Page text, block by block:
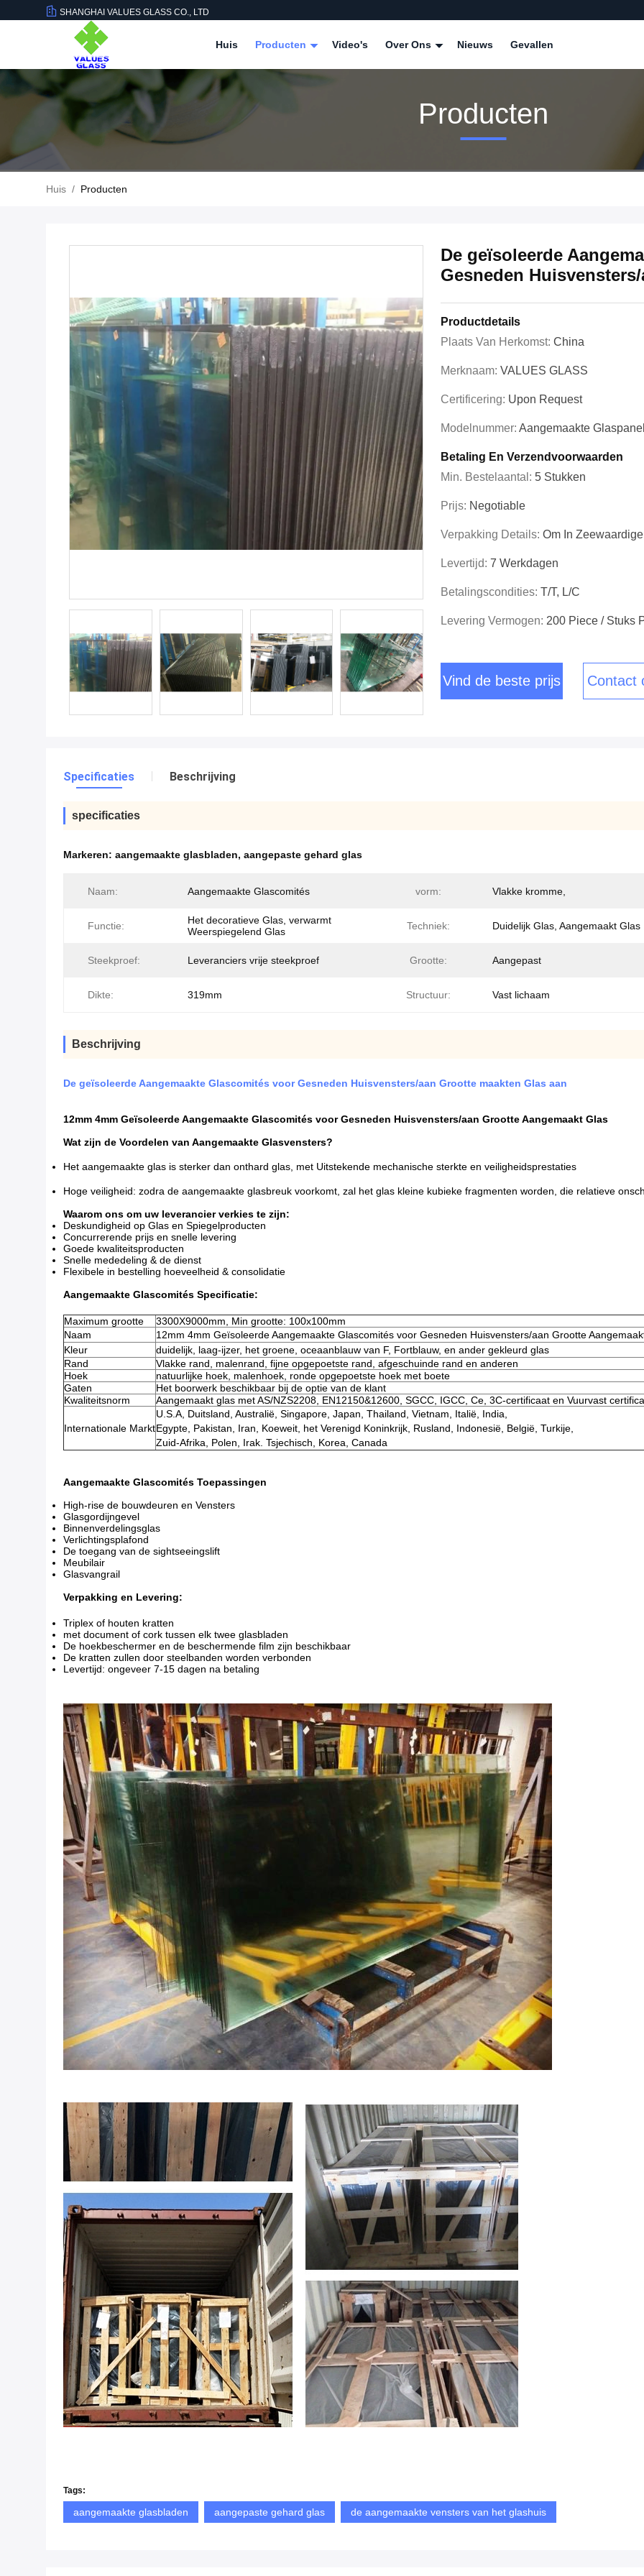
SHANGHAI VALUES GLASS CO., LTD
Huis Producten Video's Over Ons Nieuws Gevallen
Producten
Huis / Producten
De geïsoleerde
Gesneden
Productdetails
Plaats Van Herkomst: China
Merknaam: VALUES GLASS
Certificering: Upon Request
Modelnummer: Aangemaakte
Betaling En Verzendvoorwaarden
Min. Bestelaantal: 5 Stukken
Prijs: Negotiable
Verpakking Details: Om In
Levertijd: 7 Werkdagen
Betalingscondities: T/T, L/C
Levering Vermogen: 200 Piece / Stuks
Vind de beste prijs Contact
Specificaties Beschrijving
specificaties
Markeren: aangemaakte glasbladen, aangepaste gehard glas
Naam: Aangemaakte Glascomités vorm: Vlakke kromme,
Functie:
Het decoratieve Glas, verwarmt
Weerspiegelend Glas
Techniek: Duidelijk Glas, Aangemaakt Glas
Steekproef: Leveranciers vrije steekproef Grootte: Aangepast
Dikte: 319mm Structuur: Vast lichaam
Beschrijving
De geïsoleerde Aangemaakte Glascomités voor Gesneden Huisvensters/aan Grootte maakten Glas aan
12mm 4mm Geïsoleerde Aangemaakte Glascomités voor Gesneden Huisvensters/aan Grootte Aangemaakt Glas
Wat zijn de Voordelen van Aangemaakte Glasvensters?
Het aangemaakte glas is sterker dan onthard glas, met Uitstekende mechanische sterkte en veiligheidsprestaties
Hoge veiligheid: zodra de aangemaakte glasbreuk voorkomt, zal het glas kleine kubieke fragmenten worden, die relatieve
Waarom ons om uw leverancier verkies te zijn:
Deskundigheid op Glas en Spiegelproducten
Concurrerende prijs en snelle levering
Goede kwaliteitsproducten
Snelle mededeling & de dienst
Flexibele in bestelling hoeveelheid & consolidatie
Aangemaakte Glascomités Specificatie:
Maximum grootte
3300X9000mm, Min grootte: 100x100mm
Naam
12mm 4mm Geïsoleerde Aangemaakte Glascomités voor Gesneden Huisvensters/aan Grootte
Kleur
duidelijk, laag-ijzer, het groene, oceaanblauw van F, Fortblauw, en ander gekleurd glas
Rand
Vlakke rand, malenrand, fijne opgepoetste rand, afgeschuinde rand en anderen
Hoek
natuurlijke hoek, malenhoek, ronde opgepoetste hoek met boete
Gaten
Het boorwerk beschikbaar bij de optie van de klant
Kwaliteitsnorm
Aangemaakt glas met AS/NZS2208, EN12150&12600, SGCC, IGCC, Ce, 3C-certificaat en Vuurvast
Internationale Markt
U.S.A, Duitsland, Australië, Singapore, Japan, Thailand, Vietnam, Italië, India,
Egypte, Pakistan, Iran, Koeweit, het Verenigd Koninkrijk, Rusland, Indonesië, België, Turkije,
Zuid-Afrika, Polen, Irak. Tsjechisch, Korea, Canada
Aangemaakte Glascomités Toepassingen
High-rise de bouwdeuren en Vensters
Glasgordijngevel
Binnenverdelingsglas
Verlichtingsplafond
De toegang van de sightseeingslift
Meubilair
Glasvangrail
Verpakking en Levering:
Triplex of houten kratten
met document of cork tussen elk twee glasbladen
De hoekbeschermer en de beschermende film zijn beschikbaar
De kratten zullen door steelbanden worden verbonden
Levertijd: ongeveer 7-15 dagen na betaling
Tags:
aangemaakte glasbladen aangepaste gehard glas de aangemaakte vensters van het glashuis